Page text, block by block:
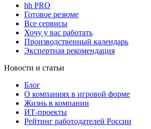
hh PRO
Готовое резюме
Все сервисы
Хочу у вас работать
Производственный календарь
Экспертная рекомендация
Новости и статьи
Блог
О компаниях в игровой форме
Жизнь в компании
ИТ-проекты
Рейтинг работодателей России